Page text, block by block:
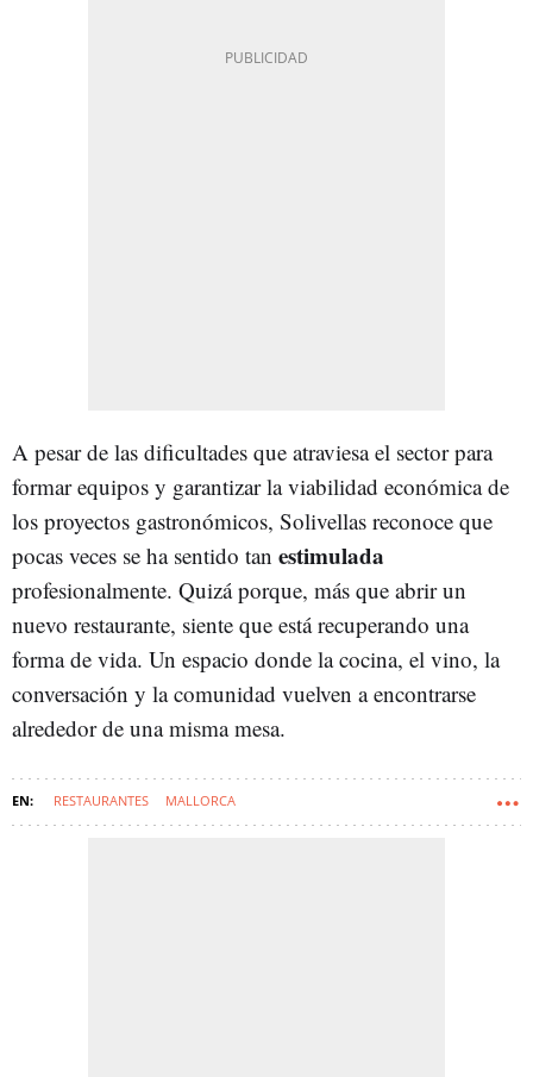
A pesar de las dificultades que atraviesa el sector para
formar equipos y garantizar la viabilidad económica de
los proyectos gastronómicos, Solivellas reconoce que
pocas veces se ha sentido tan estimulada
profesionalmente. Quizá porque, más que abrir un
nuevo restaurante, siente que está recuperando una
forma de vida. Un espacio donde la cocina, el vino, la
conversación y la comunidad vuelven a encontrarse
alrededor de una misma mesa.
RESTAURANTES MALLORCA